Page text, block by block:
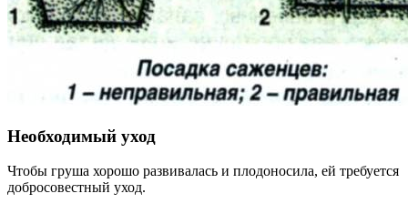
Необходимый уход
Чтобы груша хорошо развивалась и плодоносила, ей требуется
добросовестный уход.